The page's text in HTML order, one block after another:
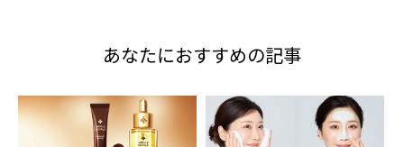
あなたにおすすめの記事